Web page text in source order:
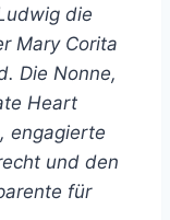
die
Mary Corita
Die Nonne,
Heart
engagierte
und den
für